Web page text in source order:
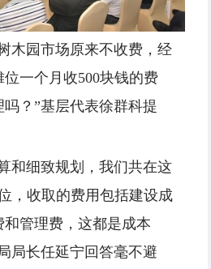
木园市场原来不收费，经
一个月收500块钱的费
？”基层代表徐群科提
和细致规划，我们共在这
，收取的费用包括建设成
管理费，这都是成本
长任延宁回答毫不避